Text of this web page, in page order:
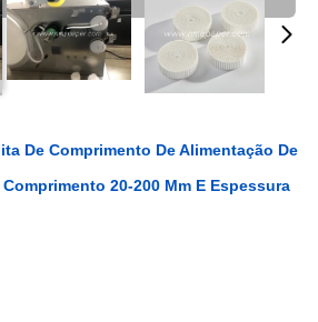
De Comprimento De Alimentação De
20-200 Mm E Espessura